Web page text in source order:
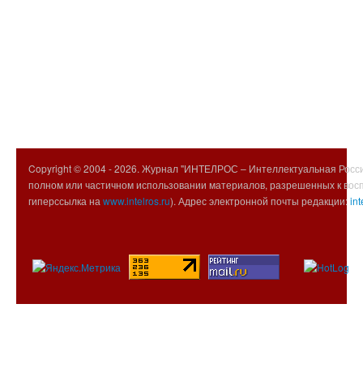
Copyright © 2004 -2026. Журнал "ИНТЕЛРОС – Интеллектуальная
полном или частичном использовании материалов, разрешенных к
гиперссылка на www.intelros.ru). Адрес электронной почты редакции: